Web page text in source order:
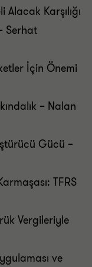
Karşılığı
Serhat
İçin Önemi
– Nalan
Gücü –
TFRS
Vergileriyle
ve